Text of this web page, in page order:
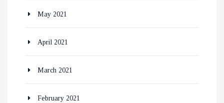
May 2021
April 2021
March 2021
February 2021